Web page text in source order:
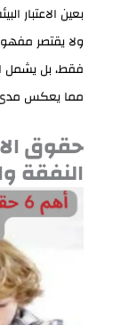
بعين الاعتبار
ولا يقتصر
فقط، بل يشمل
مما يعكس مدى
حقوق
النفقة